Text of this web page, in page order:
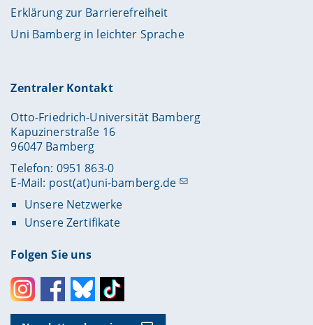
Erklärung zur Barrierefreiheit
Uni Bamberg in leichter Sprache
Zentraler Kontakt
Otto-Friedrich-Universität Bamberg
Kapuzinerstraße 16
96047 Bamberg
Telefon: 0951 863-0
E-Mail: post(at)uni-bamberg.de
Unsere Netzwerke
Unsere Zertifikate
Folgen Sie uns
InstagramFacebookBlueskyToktok